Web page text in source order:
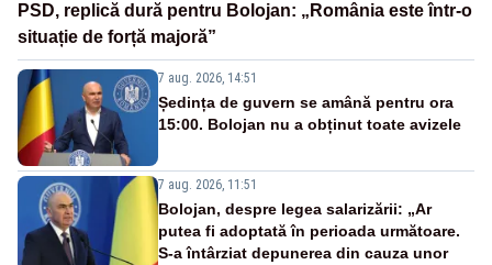
PSD, replică dură pentru Bolojan: „România este într-o
situație de forță majoră”
7 aug. 2026, 14:51
Ședința de guvern se amână pentru ora
15:00. Bolojan nu a obținut toate avizele
7 aug. 2026, 11:51
Bolojan, despre legea salarizării: „Ar
putea fi adoptată în perioada următoare.
S-a întârziat depunerea din cauza unor